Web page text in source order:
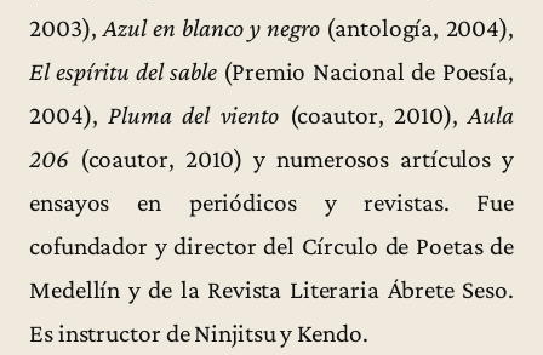
2003), Azul en blanco y negro(antología, 2004),
El espíritu del sable (Premio Nacional de Poesía,
2004), Pluma del viento(coautor, 2010),Aula
206(coautor, 2010) y numerosos artículos y
ensayos en periódicos y revistas. Fue
cofundador y director del Círculo de Poetas de
Medellín y de la Revista Literaria Ábrete Seso.
Es instructor de Ninjitsu y Kendo.